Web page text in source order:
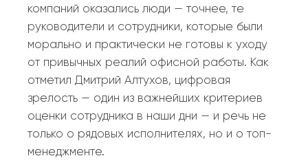
компаний оказались люди — точнее, те
руководители и сотрудники, которые были
морально и практически не готовы к уходу
от привычных реалий офисной работы. Как
отметил Дмитрий Алтухов, цифровая
зрелость — один из важнейших критериев
оценки сотрудника в наши дни — и речь не
только о рядовых исполнителях, но и о топ-
менеджменте.